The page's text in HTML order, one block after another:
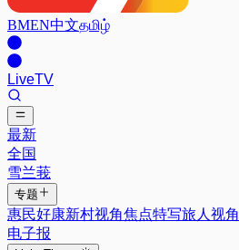
BMEN中文தமிழ்
LiveTV
最新
全国
雪兰莪
专题
惠民好康新村视角焦点特写旅人视角
电子报